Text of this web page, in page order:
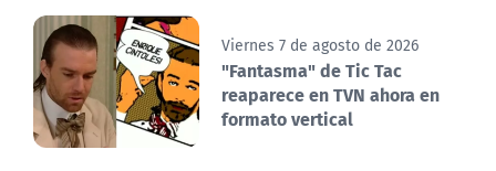
Viernes 7 de agosto de 2026
"Fantasma" de Tic Tac
reaparece en TVN ahora en
formato vertical